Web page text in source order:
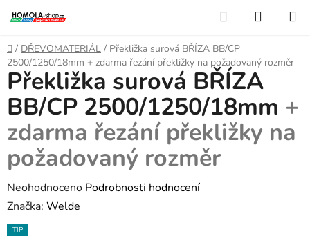
na
obsah
Hledat
KOŠÍK
Domů
/ DŘEVOMATERIÁL / Překližka surová BŘÍZA BB/CP
2500/1250/18mm + zdarma řezání překližky na požadovaný rozměr
Překližka surová BŘÍZA
BB/CP 2500/1250/18mm +
zdarma řezání překližky na
požadovaný rozměr
Průměrné
hodnocení
produktu
Neohodnoceno Podrobnosti hodnocení
Značka: Welde
TIP